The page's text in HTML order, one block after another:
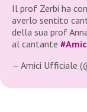
Il prof Zerbi ha
averlo sentito
della sua prof
al cantante
— Amici Ufficiale